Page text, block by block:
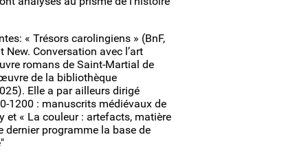
« Trésors carolingiens » (BnF,
Conversation avec l’art
romans de Saint-Martial de
de la bibliothèque
Elle a par ailleurs dirigé
1200 : manuscrits médiévaux de
et « La couleur : artefacts, matière
dernier programme la base de